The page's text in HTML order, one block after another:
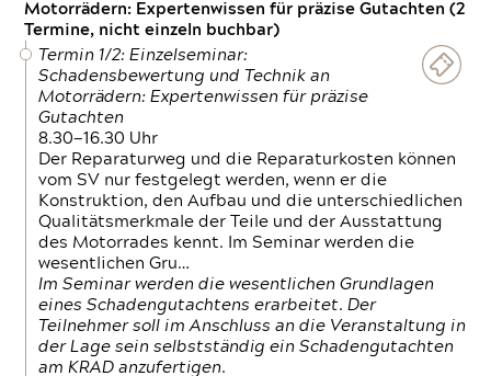
Motorrädern: Expertenwissen für präzise Gutachten (2
Termine, nicht einzeln buchbar)
Termin 1/2: Einzelseminar:
Schadensbewertung und Technik an
Motorrädern: Expertenwissen für präzise
Gutachten
8.30—16.30 Uhr
Der Reparaturweg und die Reparaturkosten können
vom SV nur festgelegt werden, wenn er die
Konstruktion, den Aufbau und die unterschiedlichen
Qualitätsmerkmale der Teile und der Ausstattung
des Motorrades kennt. Im Seminar werden die
wesentlichen Gru…
Im Seminar werden die wesentlichen Grundlagen
eines Schadengutachtens erarbeitet. Der
Teilnehmer soll im Anschluss an die Veranstaltung in
der Lage sein selbstständig ein Schadengutachten
am KRAD anzufertigen.